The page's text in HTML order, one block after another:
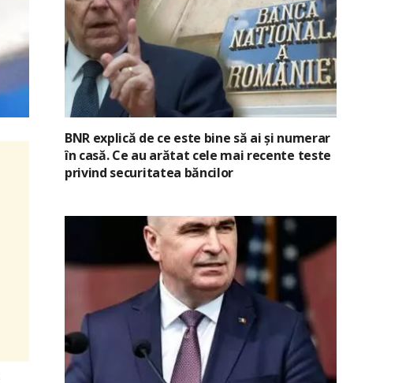
BNR explică de ce este bine să ai și numerar
în casă. Ce au arătat cele mai recente teste
privind securitatea băncilor